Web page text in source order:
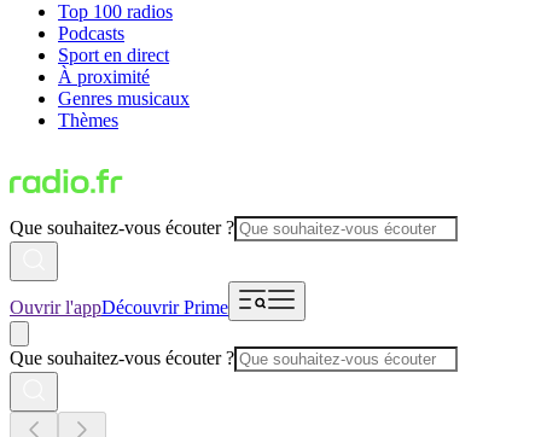
Top 100 radios
Podcasts
Sport en direct
À proximité
Genres musicaux
Thèmes
Que souhaitez-vous écouter ?
Ouvrir l'appDécouvrir Prime
Que souhaitez-vous écouter ?